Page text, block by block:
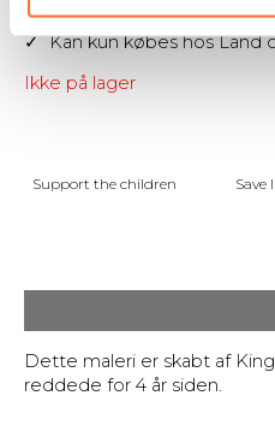
✓ Akrylmaling
✓ Kan kun købes hos Land
Ikke på lager
Support the children Save
Dette maleri er skabt af
reddede for 4 år siden.